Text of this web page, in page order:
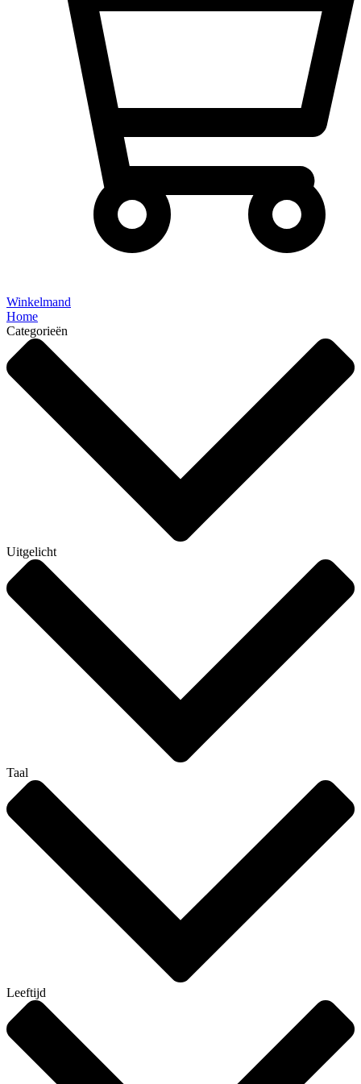
Winkelmand
Home
Categorieën
Uitgelicht
Taal
Leeftijd